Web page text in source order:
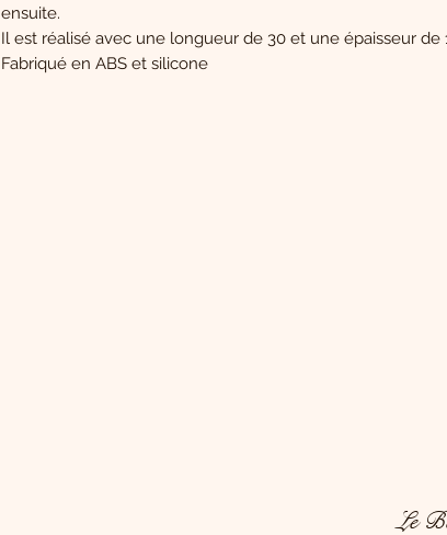
ensuite.
Il est réalisé avec une longueur de 30 et une épaisseur de
Fabriqué en ABS et silicone
Le